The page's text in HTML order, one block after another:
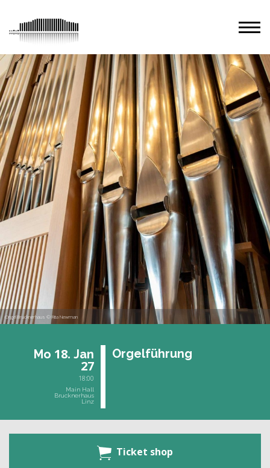
Orgel Brucknerhaus © Rita Newman
Mo 18. Jan
27
18:00
Main Hall
Brucknerhaus
Linz
Or­gel­füh­rung
Ticket shop